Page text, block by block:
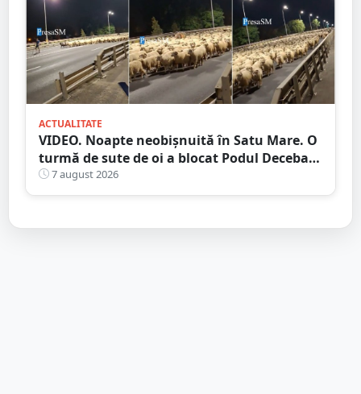
ACTUALITATE
VIDEO. Noapte neobișnuită în Satu Mare. O
turmă de sute de oi a blocat Podul Decebal.
Gest de apreciat al ciobanului
7 august 2026